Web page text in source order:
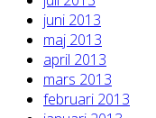
juni 2013
maj 2013
april 2013
mars 2013
februari 2013